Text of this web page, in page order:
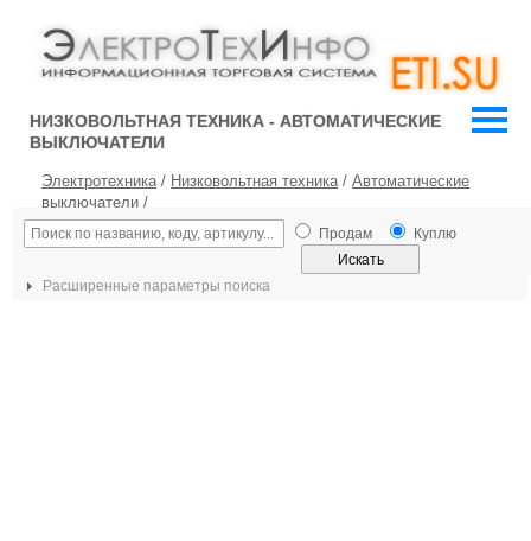
НИЗКОВОЛЬТНАЯ ТЕХНИКА - АВТОМАТИЧЕСКИЕ
ВЫКЛЮЧАТЕЛИ
Электротехника/ Низковольтная техника/ Автоматические
выключатели /
Продам Куплю
Расширенные параметры поиска